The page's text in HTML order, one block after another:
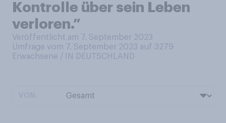
Kontrolle über sein Leben
verloren.”
Veröffentlicht am 7. September 2023
Umfrage vom 7. September 2023 auf 3279
Erwachsene / IN DEUTSCHLAND